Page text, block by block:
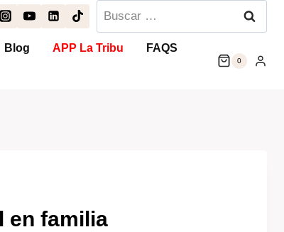
Buscar:
Blog APP La Tribu FAQS
0
en familia